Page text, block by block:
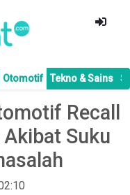
Otomotif Tekno & Sains
Recall
Suku